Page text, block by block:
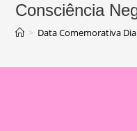
Consciência
> Data Comemorativa